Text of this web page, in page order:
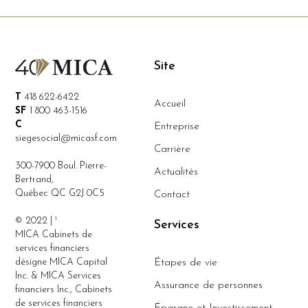
T 418 622-6422
SF 1 800 463-1516
C
siegesocial@micasf.com
300-7900 Boul. Pierre-
Bertrand,
Québec QC G2J 0C5
© 2022 | ¹
MICA Cabinets de
services financiers
désigne MICA Capital
Inc. & MICA Services
financiers Inc., Cabinets
de services financiers
Site
Accueil
Entreprise
Carrière
Actualités
Contact
Services
Étapes de vie
Assurance de personnes